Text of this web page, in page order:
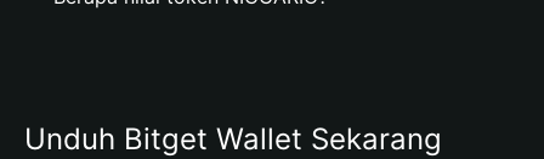
Unduh Bitget Wallet Sekarang